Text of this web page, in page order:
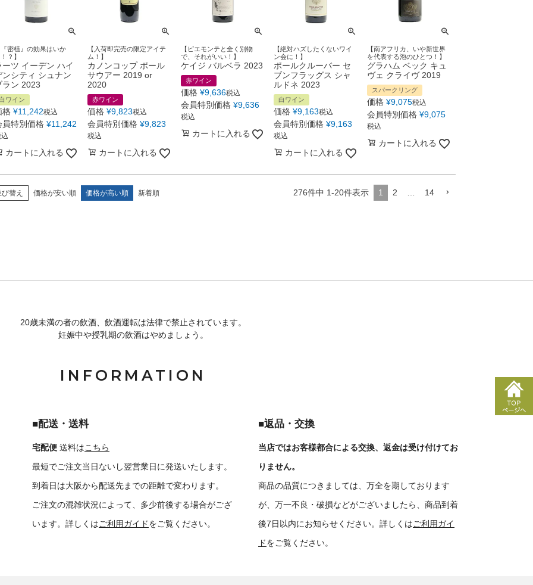
密植』の効果はいか
？】
ーツ イーデン ハイ
ンシティ シュナン
ラン 2023
ワイン
格 ¥11,242税込
員特別価格 ¥11,242
カートに入れる
【入荷即完売の限定アイテ
ム！】
カノンコップ ポール
サウアー 2019 or
2020
赤ワイン
価格 ¥9,823税込
会員特別価格 ¥9,823
税込
カートに入れる
【ピエモンテと全く別物
で、それがいい！】
ケイジ バルベラ 2023
赤ワイン
価格 ¥9,636税込
会員特別価格 ¥9,636
税込
カートに入れる
【絶対ハズしたくないワイ
ン会に！】
ポールクルーバー セ
ブンフラッグス シャ
ルドネ 2023
白ワイン
価格 ¥9,163税込
会員特別価格 ¥9,163
税込
カートに入れる
【南アフリカ、いや新世界
を代表する泡のひとつ！】
グラハム ベック キュ
ヴェ クライヴ 2019
スパークリング
価格 ¥9,075税込
会員特別価格 ¥9,075
税込
カートに入れる
替え 価格が安い順 価格が高い順 新着順 276件中 1-20件表示 1 2 … 14
20歳未満の者の飲酒、飲酒運転は法律で禁止されています。
妊娠中や授乳期の飲酒はやめましょう。
INFORMATION
■配送・送料
宅配便 送料はこちら
最短でご注文当日ないし翌営業日に発送いたします。
到着日は大阪から配送先までの距離で変わります。
ご注文の混雑状況によって、多少前後する場合がござ
います。詳しくはご利用ガイドをご覧ください。
■返品・交換
当店ではお客様都合による交換、返金は受け付けてお
りません。
商品の品質につきましては、万全を期しております
が、万一不良・破損などがございましたら、商品到着
後7日以内にお知らせください。詳しくはご利用ガイ
ドをご覧ください。